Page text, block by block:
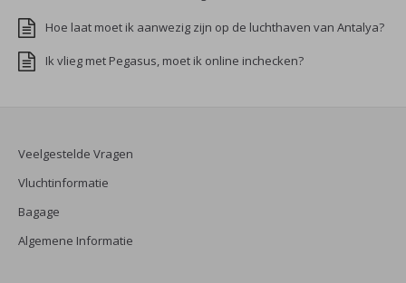
Hoe laat moet ik aanwezig zijn op de luchthaven van Antalya?
Ik vlieg met Pegasus, moet ik online inchecken?
Veelgestelde Vragen
Vluchtinformatie
Bagage
Algemene Informatie